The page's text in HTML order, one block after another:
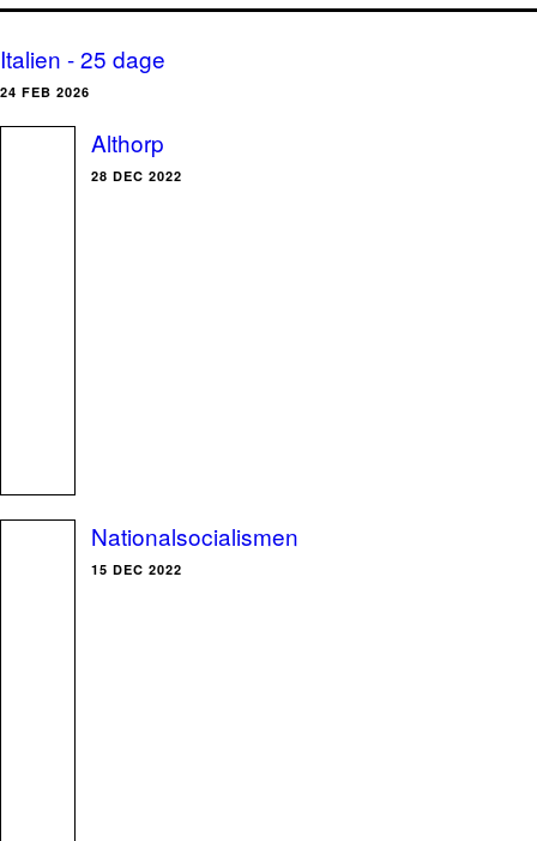
Italien - 25 dage
24 FEB 2026
Althorp
28 DEC 2022
Nationalsocialismen
15 DEC 2022